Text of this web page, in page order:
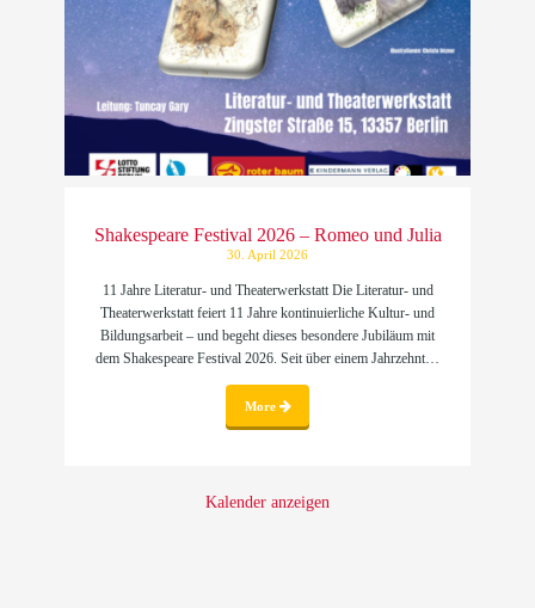
Shakespeare Festival 2026 – Romeo und Julia
30. April 2026
11 Jahre Literatur- und Theaterwerkstatt Die Literatur- und
Theaterwerkstatt feiert 11 Jahre kontinuierliche Kultur- und
Bildungsarbeit – und begeht dieses besondere Jubiläum mit
dem Shakespeare Festival 2026. Seit über einem Jahrzehnt…
More
Kalender anzeigen